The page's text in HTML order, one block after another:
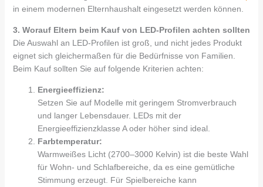
in einem modernen Elternhaushalt eingesetzt werden können.
3. Worauf Eltern beim Kauf von LED-Profilen achten sollten
Die Auswahl an LED-Profilen ist groß, und nicht jedes Produkt
eignet sich gleichermaßen für die Bedürfnisse von Familien.
Beim Kauf sollten Sie auf folgende Kriterien achten:
Energieeffizienz:
Setzen Sie auf Modelle mit geringem Stromverbrauch
und langer Lebensdauer. LEDs mit der
Energieeffizienzklasse A oder höher sind ideal.
Farbtemperatur:
Warmweißes Licht (2700–3000 Kelvin) ist die beste Wahl
für Wohn- und Schlafbereiche, da es eine gemütliche
Stimmung erzeugt. Für Spielbereiche kann